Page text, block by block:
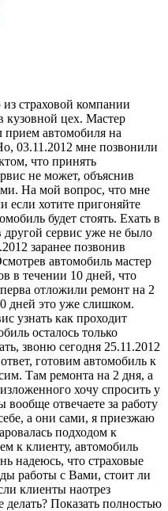
страховой компании
кузовной цех. Мастер
прием автомобиля на
03.11.2012 мне позвонили
что принять
не может, объяснив
На мой вопрос, что мне
если хотите пригоняйте
будет стоять. Ехать в
другой сервис уже не было
заранее позвонив
автомобиль мастер
в течении 10 дней, что
отложили ремонт на 2
дней это уже слишком.
узнать как проходит
осталось только
звоню сегодня 25.11.2012
готовим автомобиль к
Там ремонта на 2 дня, а
хочу спросить у
вообще отвечаете за работу
а они сами, я приезжаю
подходом к
к клиенту, автомобиль
надеюсь, что страховые
работы с Вами, стоит ли
клиенты наотрез
делать? Показать полностью